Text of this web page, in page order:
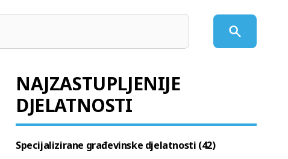
NAJZASTUPLJENIJE
DJELATNOSTI
Specijalizirane građevinske djelatnosti (42)